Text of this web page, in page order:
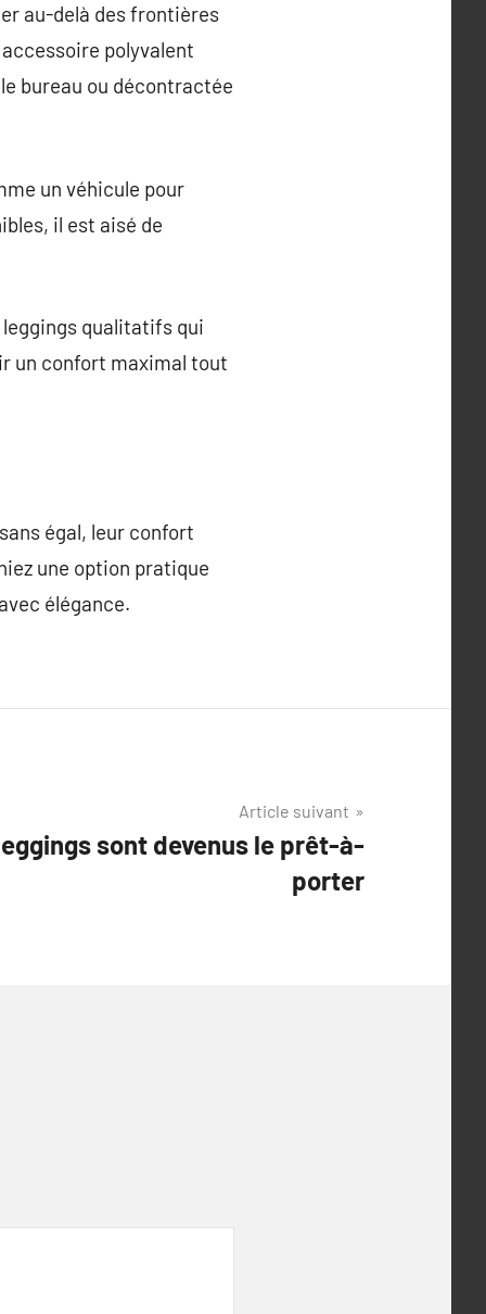
au-delà des frontières
polyvalent
bureau ou décontractée
un véhicule pour
il est aisé de
qualitatifs qui
un confort maximal tout
égal, leur confort
une option pratique
élégance.
Article suivant
sont devenus le prêt-à-
porter